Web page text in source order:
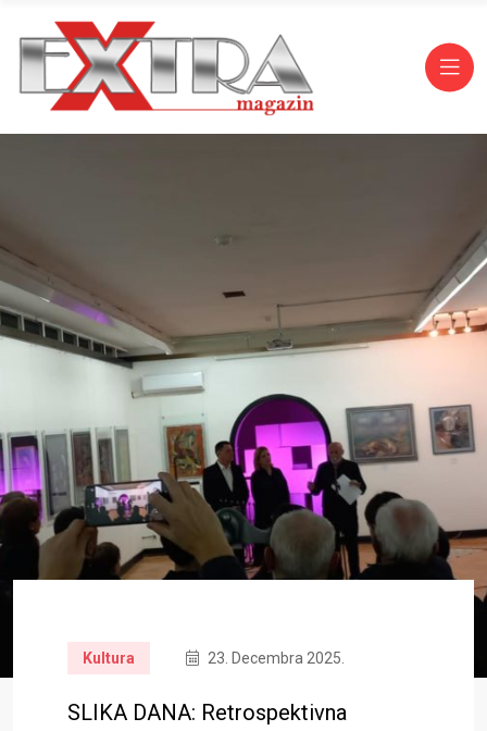
Kultura 23. Decembra 2025.
SLIKA DANA: Retrospektivna